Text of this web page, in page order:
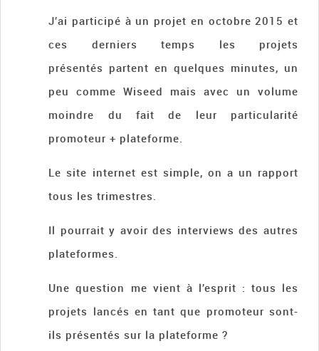
J’ai participé à un projet en octobre 2015 et
ces derniers temps les projets
présentés partent en quelques minutes, un
peu comme Wiseed mais avec un volume
moindre du fait de leur particularité
promoteur + plateforme.
Le site internet est simple, on a un rapport
tous les trimestres.
Il pourrait y avoir des interviews des autres
plateformes.
Une question me vient à l’esprit : tous les
projets lancés en tant que promoteur sont-
ils présentés sur la plateforme ?